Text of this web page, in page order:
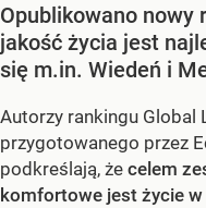
Opublikowano nowy
jakość życia jest
się m.in. Wiedeń i
Autorzy rankingu Global
przygotowanego przez
podkreślają, że celem
komfortowe jest życie